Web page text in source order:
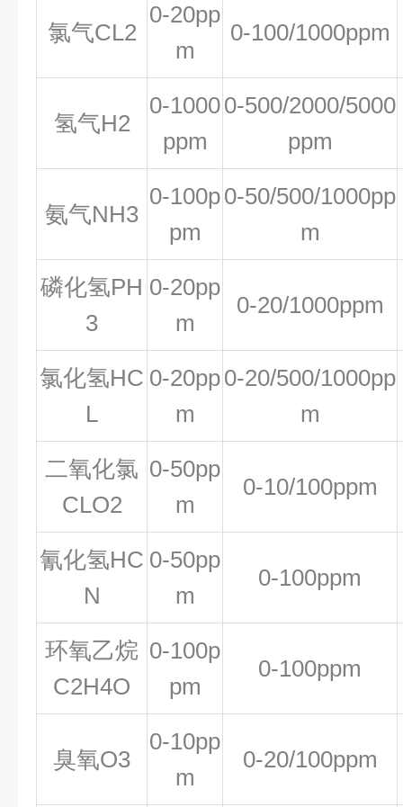
氯气CL2
0-20pp
m
0-100/1000ppm
氢气H2
0-1000
ppm
0-500/2000/5000
ppm
氨气NH3
0-100p
pm
0-50/500/1000pp
m
磷化氢PH
3
0-20pp
m
0-20/1000ppm
氯化氢HC
L
0-20pp
m
0-20/500/1000pp
m
二氧化氯
CLO2
0-50pp
m
0-10/100ppm
氰化氢HC
N
0-50pp
m
0-100ppm
环氧乙烷
C2H4O
0-100p
pm
0-100ppm
臭氧O3
0-10pp
m
0-20/100ppm